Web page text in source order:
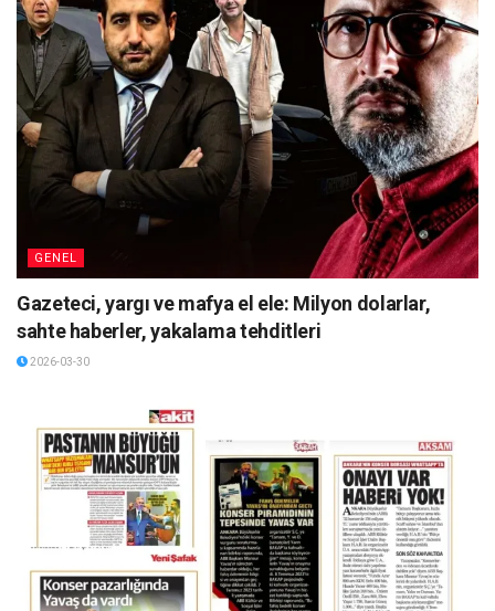
GENEL
Gazeteci, yargı ve mafya el ele: Milyon dolarlar,
sahte haberler, yakalama tehditleri
2026-03-30